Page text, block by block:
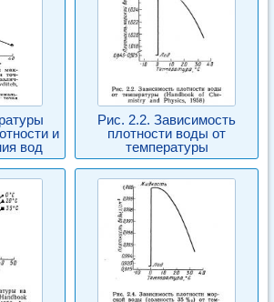
и
вод
Рис. 2.2. Зависимость
плотности воды от
температуры